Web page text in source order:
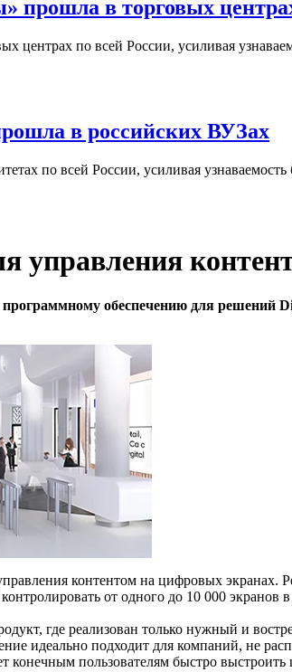
прошла в торговых
центрах по всей России, усиливая
в российских ВУЗах
по всей России, усиливая
управления
обеспечению для решений
контентом на цифровых экранах.
от одного до 10 000 экранов
где реализован только нужный и
идеально подходит для компаний, не
конечным пользователям быстро